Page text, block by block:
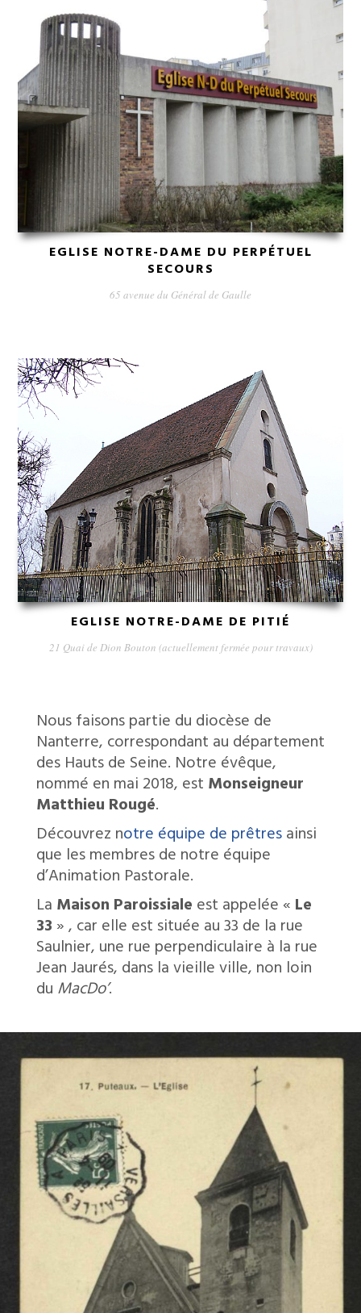
EGLISE NOTRE-DAME DU PERPÉTUEL
SECOURS
65 avenue du Général de Gaulle
EGLISE NOTRE-DAME DE PITIÉ
21 Quai de Dion Bouton (actuellement fermée pour travaux)
Nous faisons partie du diocèse de
Nanterre, correspondant au département
des Hauts de Seine. Notre évêque,
nommé en mai 2018, est Monseigneur
Matthieu Rougé.
Découvrez notre équipe de prêtresainsi
que les membres de notre équipe
d’Animation Pastorale.
La Maison Paroissiale est appelée « Le
33 » , car elle est située au 33 de la rue
Saulnier, une rue perpendiculaire à la rue
Jean Jaurés, dans la vieille ville, non loin
du MacDo’.